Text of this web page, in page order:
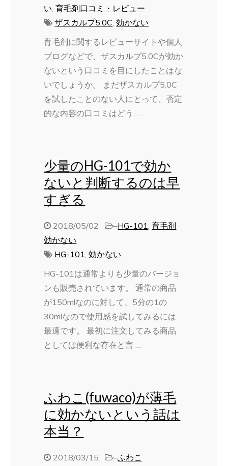
い,育毛剤口コミ・レビュー
ザスカルプ5.0C,効かない
育毛剤に関するレビューサイトや個人
ブログなどで、ザスカルプ5.0Cが効か
ないという口コミを目にしたことはな
いでしょうか。 まだザスカルプ5.0C
を試したことのない人にとって、否定
的な内容の口コミはどう …
少量のHG-101で効か
ないと判断するのは早
すぎる
2018/05/02 –HG-101,育毛剤
効かない
HG-101,効かない
HG-101は通常よりも少量のバージョ
ンも販売されています。 通常の商品
が150mlなのに対して、5分の1の
30mlなので使用感を試してみるには
最適です。 最初に注文してみる商品
としては便利な存在と言 …
ふわこ(fuwaco)が薄毛
に効かないという話は
本当？
2018/03/15 –ふわこ